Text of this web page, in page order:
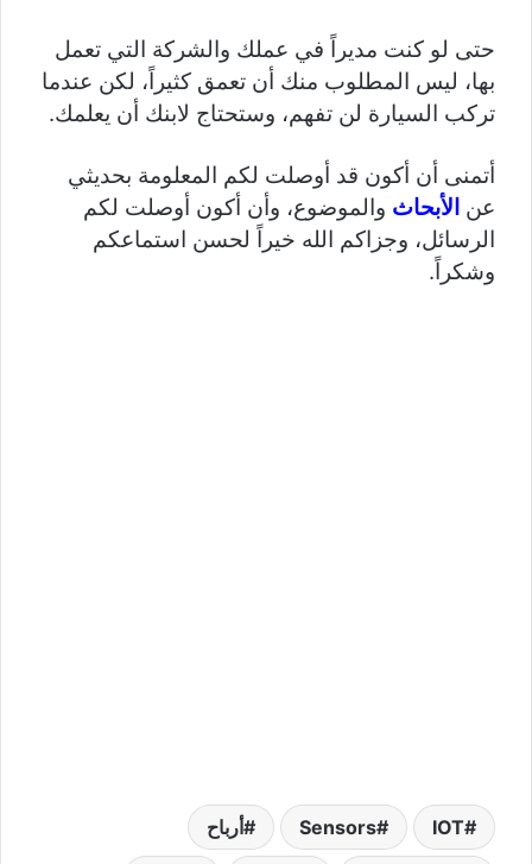
حتى لو كنت مديراً في عملك والشركة التي تعمل
بها، ليس المطلوب منك أن تعمق كثيراً، لكن عندما
تركب السيارة لن تفهم، وستحتاج لابنك أن يعلمك.
أتمنى أن أكون قد أوصلت لكم المعلومة بحديثي
عن الأبحاث والموضوع، وأن أكون أوصلت لكم
الرسائل، وجزاكم الله خيراً لحسن استماعكم
وشكراً.
IOT
Sensors أرباح